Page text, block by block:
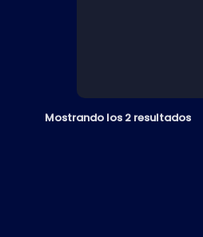
Mostrando los 2 resultados